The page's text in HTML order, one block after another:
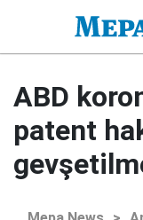
ABD
patent